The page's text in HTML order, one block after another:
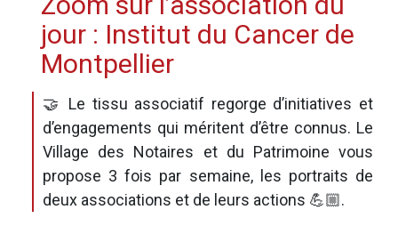
jour : Institut du Cancer de
Montpellier
🤝 Le tissu associatif regorge d’initiatives et
d’engagements qui méritent d’être connus. Le
Village des Notaires et du Patrimoine vous
propose 3 fois par semaine, les portraits de
deux associations et de leurs actions 💪🏼.